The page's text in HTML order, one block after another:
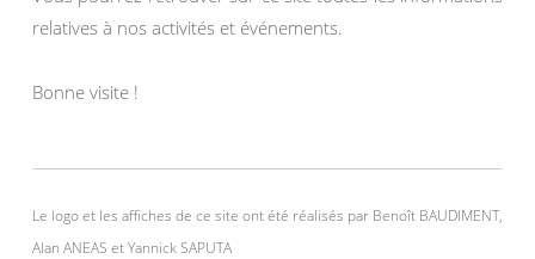
relatives à nos activités et événements.
Bonne visite !
Le logo et les affiches de ce site ont été réalisés par Benoît BAUDIMENT,
Alan ANEAS et Yannick SAPUTA